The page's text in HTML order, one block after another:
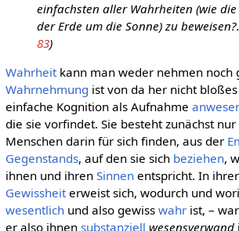
einfachsten aller Wahrheiten (wie
der Erde um die Sonne) zu
83)
Wahrheitkann man weder nehmen noch
Wahrnehmung ist von da her nicht
einfache Kognition als Aufnahme
die sie vorfindet. Sie besteht zunächst
Menschen darin für sich finden, aus der
Gegenstands, auf den sie sich beziehen,
ihnen und ihren Sinnenentspricht. In ihrer
Gewissheiterweist sich, wodurch und
wesentlichund also gewiss wahrist, –
er also ihnen substanziell wesensverwand